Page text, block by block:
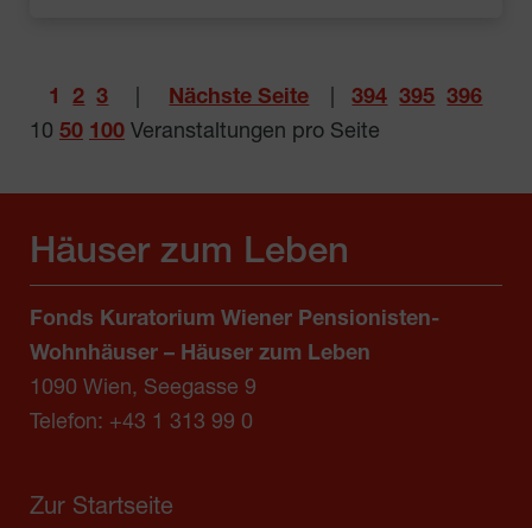
1 2 3 Nächste Seite 394 395 396
10 50 100 Veranstaltungen pro Seite
Häuser zum Leben
Fonds Kuratorium Wiener Pensionisten-
Wohnhäuser – Häuser zum Leben
1090 Wien, Seegasse 9
Telefon: +43 1 313 99 0
Zur Startseite